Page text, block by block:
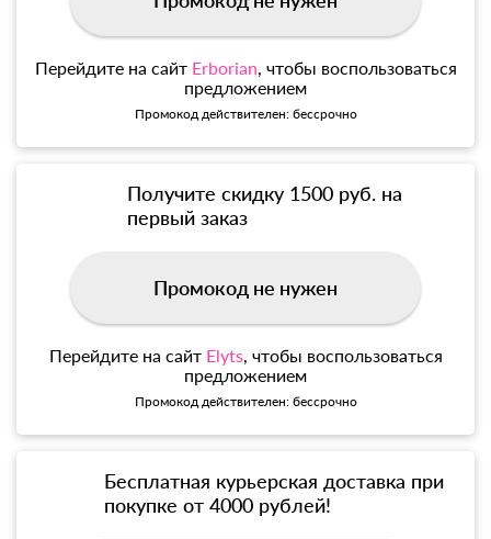
Перейдите на сайт Erborian , чтобы воспользоваться
предложением
Промокод действителен: бессрочно
Получите скидку 1500 руб. на
первый заказ
Промокод не нужен
Перейдите на сайт Elyts, чтобы воспользоваться
предложением
Промокод действителен: бессрочно
Бесплатная курьерская доставка при
покупке от 4000 рублей!